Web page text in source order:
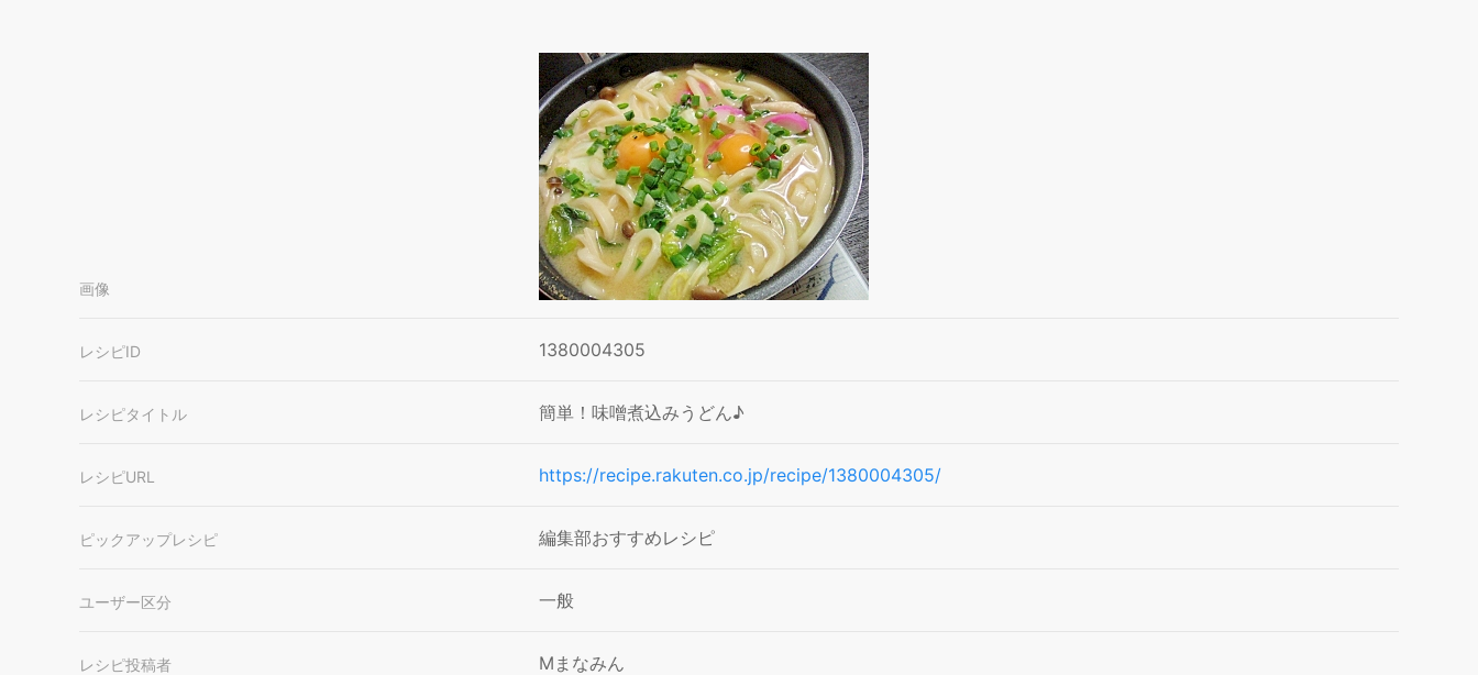
画像
レシピID 1380004305
レシピタイトル 簡単！味噌煮込みうどん♪
レシピURL https://recipe.rakuten.co.jp/recipe/1380004305/
ピックアップレシピ 編集部おすすめレシピ
ユーザー区分 一般
レシピ投稿者 Mまなみん